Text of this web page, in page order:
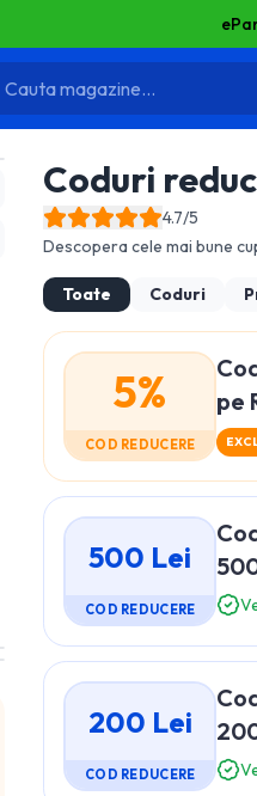
Coduri
4.7/5
Descopera cele mai bune
Toate Coduri
5%
COD REDUCERE
pe
500 Lei
COD REDUCERE
200 Lei
COD REDUCERE